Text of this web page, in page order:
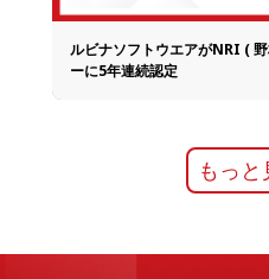
ルビナソフトウエアがNRI (
ーに5年連続認定
もっと